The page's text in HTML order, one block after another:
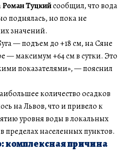
Роман Туцкийсообщил, что вода
поднялась, но пока не
значений.
— подъем до +18 см, на Сяне
— максимум +64 см в сутки. Это
показателями», — пояснил
количество осадков
на Львов, что и привело к
уровня воды в локальных
пределах населенных пунктов.
комплексная причина